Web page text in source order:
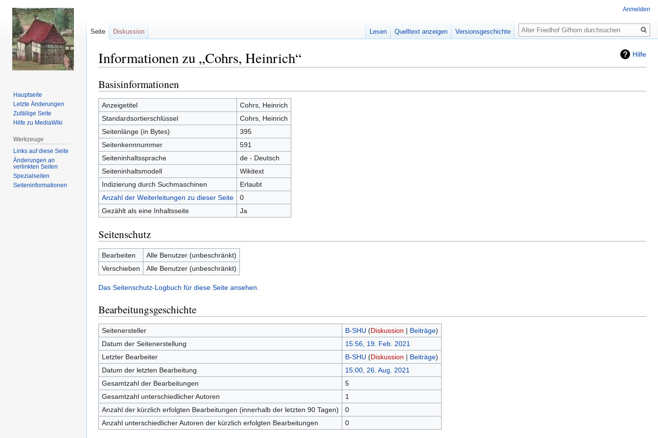
Hilfe
Informationen zu „Cohrs, Heinrich“
Zur
Navigation
springen
Zur
Suche
springen
Basisinformationen
Anzeigetitel
Cohrs, Heinrich
Standardsortierschlüssel
Cohrs, Heinrich
Seitenlänge (in Bytes)
395
Seitenkennnummer
591
Seiteninhaltssprache
de - Deutsch
Seiteninhaltsmodell
Wikitext
Indizierung durch Suchmaschinen
Erlaubt
Anzahl der Weiterleitungen zu dieser Seite
0
Gezählt als eine Inhaltsseite
Ja
Seitenschutz
Bearbeiten
Alle Benutzer (unbeschränkt)
Verschieben
Alle Benutzer (unbeschränkt)
Das Seitenschutz-Logbuch für diese Seite ansehen.
Bearbeitungsgeschichte
Seitenersteller B-SHU (Diskussion | Beiträge)
Datum der Seitenerstellung
15:56, 19. Feb. 2021
Letzter Bearbeiter
B-SHU (Diskussion | Beiträge)
Datum der letzten Bearbeitung
15:00, 26. Aug. 2021
Gesamtzahl der Bearbeitungen
5
Gesamtzahl unterschiedlicher Autoren
1
Anzahl der kürzlich erfolgten Bearbeitungen (innerhalb der letzten 90 Tagen)
0
Anzahl unterschiedlicher Autoren der kürzlich erfolgten Bearbeitungen
0
Anmelden
Seite Diskussion Lesen Quelltext anzeigen Versionsgeschichte
Suche
Hauptseite
Letzte Änderungen
Zufällige Seite
Hilfe zu MediaWiki
Werkzeuge
Links auf diese Seite
Änderungen an
verlinkten Seiten
Spezialseiten
Seiten­informationen